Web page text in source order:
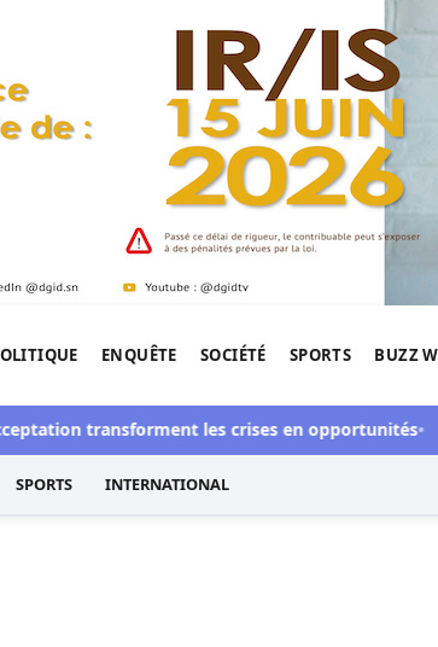
de l'Afrique.
ENQUÊTE SOCIÉTÉ SPORTS BUZZ
transforment les crises en opportunités
SPORTS INTERNATIONAL